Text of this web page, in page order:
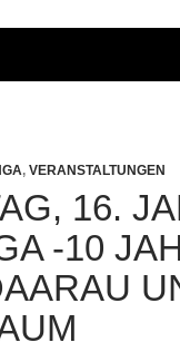
, VERANSTALTUNGEN
16.
-10